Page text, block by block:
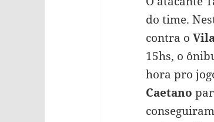
do time.
contra o
15hs, o
hora pro
Caetano